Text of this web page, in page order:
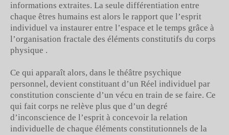
informations extraites. La seule différentiation entre
chaque êtres humains est alors le rapport que l’esprit
individuel va instaurer entre l’espace et le temps grâce à
l’organisation fractale des éléments constitutifs du corps
physique .
Ce qui apparaît alors, dans le théâtre psychique
personnel, devient constituant d’un Réel individuel par
constitution consciente d’un vécu en train de se faire. Ce
qui fait corps ne relève plus que d’un degré
d’inconscience de l’esprit à concevoir la relation
individuelle de chaque éléments constitutionnels de la